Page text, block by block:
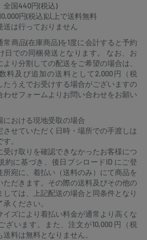
全国440円(税込)
円(税込)以上で送料無料
は行っておりません
常商品(在庫商品)を1度に会計すると予約
日での同梱発送となります。 なお、お
より分割しての配送をご希望の場合は、
料及び追加の送料として2,000円（税
たうえでお受けする場合がございますの
わせフォームよりお問い合わせをお願い
における現地受取の場合
させていただく日時・場所での手渡しは
。
受け取りを確認できなかったお客様につ
約に基づき、後日ブシロードID にご登
所宛に、着払い（送料のみ）にて商品を
ただきます。その際の送料及びその他の
しては、上記配送の場合と同条件となり
ください。
イズにより着払い料金が通常より高くな
ざいます。また、注文が10,000 円（税
料は無料となりません。